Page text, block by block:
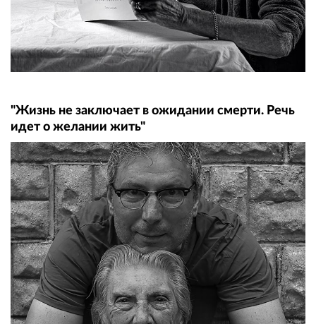
"Жизнь не заключает в ожидании смерти. Речь
идет о желании жить"